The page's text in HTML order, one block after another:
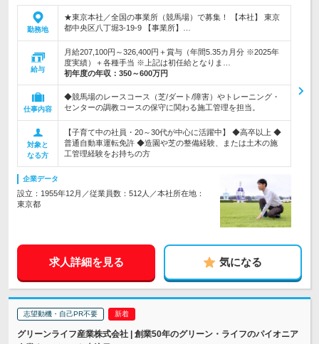
勤務地
★東京本社／全国の事業所（競馬場）で募集！ 【本社】 東京
都中央区八丁堀3-19-9 【事業所】…
給与
月給207,100円～326,400円＋賞与（年間5.35カ月分 ※2025年
度実績）＋各種手当 ※上記は初任給となりま…
初年度の年収： 350～600万円
仕事内容
◆競馬場のレースコース（芝/ダート/障害）やトレーニング・
センターの調教コースの保守に関わる施工管理を担当。
対象と
なる方
【子育て中の社員・20～30代が中心に活躍中】 ◆高卒以上 ◆
普通自動車運転免許 ◆造園や芝の整備経験、または土木の施
工管理経験をお持ちの方
企業データ
設立：1955年12月／従業員数：512人／本社所在地：
東京都
求人詳細を見る 気になる
志望動機・自己PR不要
グリーンライフ産業株式会社 | 創業50年のグリーン・ライフのパイオニア